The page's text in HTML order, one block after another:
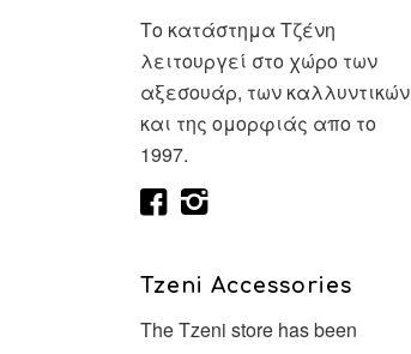
Το κατάστημα Τζένη
λειτουργεί στο χώρο των
αξεσουάρ, των καλλυντικών
και της ομορφιάς απο το
1997.
Tzeni Accessories
The Tzeni store has been